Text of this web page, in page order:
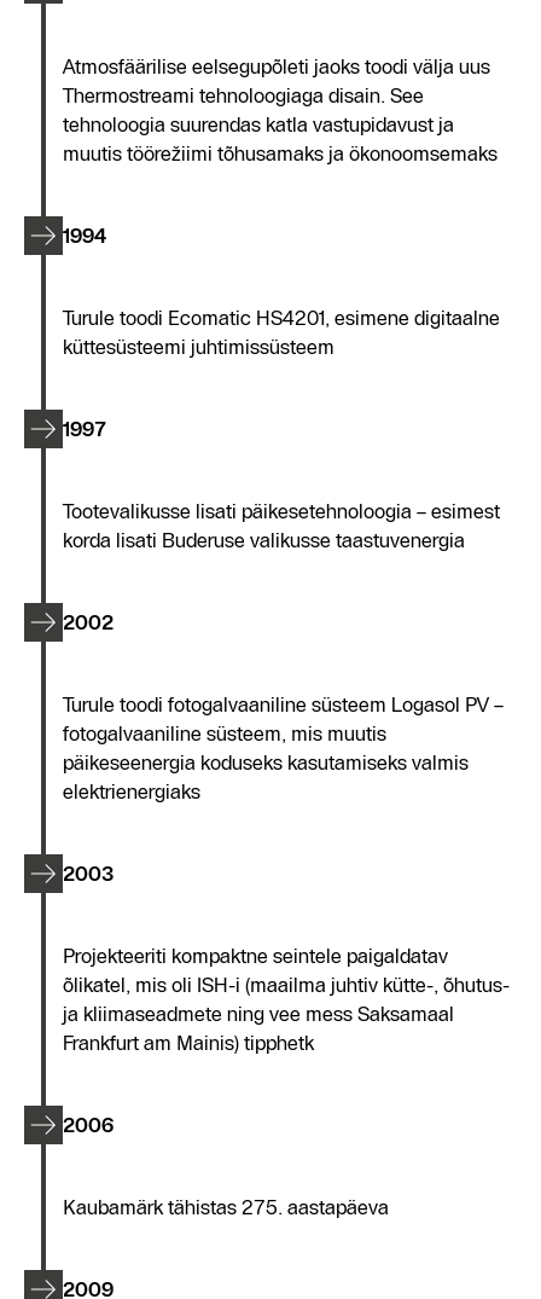
Atmosfäärilise eelsegupõleti jaoks toodi välja uus
Thermostreami tehnoloogiaga disain. See
tehnoloogia suurendas katla vastupidavust ja
muutis töörežiimi tõhusamaks ja ökonoomsemaks
1994
Turule toodi Ecomatic HS4201, esimene digitaalne
küttesüsteemi juhtimissüsteem
1997
Tootevalikusse lisati päikesetehnoloogia – esimest
korda lisati Buderuse valikusse taastuvenergia
2002
Turule toodi fotogalvaaniline süsteem Logasol PV –
fotogalvaaniline süsteem, mis muutis
päikeseenergia koduseks kasutamiseks valmis
elektrienergiaks
2003
Projekteeriti kompaktne seintele paigaldatav
õlikatel, mis oli ISH-i (maailma juhtiv kütte-, õhutus-
ja kliimaseadmete ning vee mess Saksamaal
Frankfurt am Mainis) tipphetk
2006
Kaubamärk tähistas 275. aastapäeva
2009